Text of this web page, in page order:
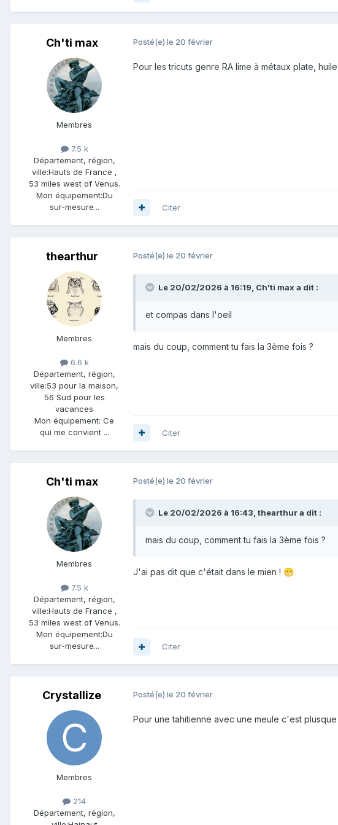
Ch'ti max
Membres
7.5 k
Département, région,
ville:Hauts de France ,
53 miles west of Venus.
Mon équipement:Du
sur-mesure...
Posté(e) le 20 février
Pour les tricuts genre RA lime à métaux plate,
Citer
thearthur
Membres
6.6 k
Département, région,
ville:53 pour la maison,
56 Sud pour les
vacances
Mon équipement: Ce
qui me convient ...
Posté(e) le 20 février
Le 20/02/2026 à 16:19, Ch'ti max a dit :
et compas dans l'oeil
mais du coup, comment tu fais la 3ème fois ?
Citer
Ch'ti max
Membres
7.5 k
Département, région,
ville:Hauts de France ,
53 miles west of Venus.
Mon équipement:Du
sur-mesure...
Posté(e) le 20 février
Le 20/02/2026 à 16:43, thearthura dit :
mais du coup, comment tu fais la 3ème fois ?
J'ai pas dit que c'était dans le mien ! 😁
Citer
Crystallize
Membres
214
Département, région,
Posté(e) le 20 février
Pour une tahitienne avec une meule c'est